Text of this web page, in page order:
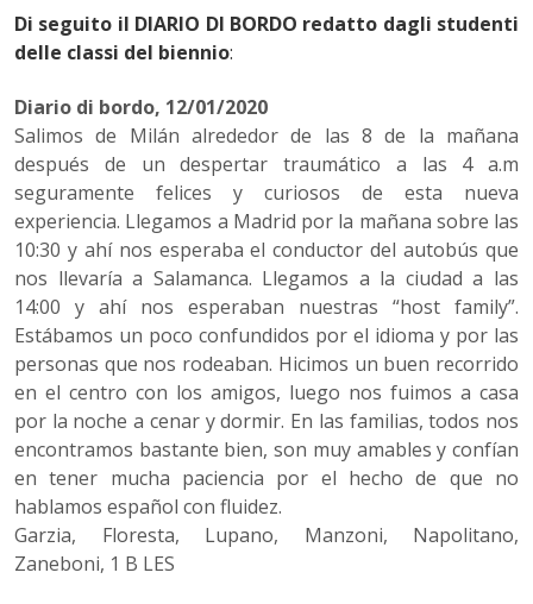
Di seguito il DIARIO DI BORDO redatto dagli studenti
delle classi del biennio:
Diario di bordo, 12/01/2020
Salimos de Milán alrededor de las 8 de la mañana
después de un despertar traumático a las 4 a.m
seguramente felices y curiosos de esta nueva
experiencia. Llegamos a Madrid por la mañana sobre las
10:30 y ahí nos esperaba el conductor del autobús que
nos llevaría a Salamanca. Llegamos a la ciudad a las
14:00 y ahí nos esperaban nuestras “host family”.
Estábamos un poco confundidos por el idioma y por las
personas que nos rodeaban. Hicimos un buen recorrido
en el centro con los amigos, luego nos fuimos a casa
por la noche a cenar y dormir. En las familias, todos nos
encontramos bastante bien, son muy amables y confían
en tener mucha paciencia por el hecho de que no
hablamos español con fluidez.
Garzia, Floresta, Lupano, Manzoni, Napolitano,
Zaneboni, 1 B LES